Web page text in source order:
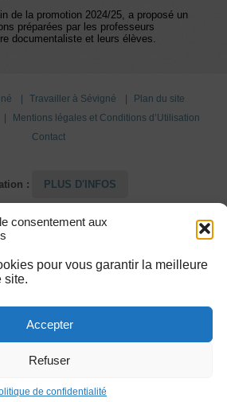
consentement aux
pour vous garantir la meilleure
site.
Accepter
Refuser
de confidentialité
de la promotion 2024/25, a proposé un
préparées par les professeurs
documentaliste et leurs élèves.
Travailler à Sévigné
Plan du site
Mentions légales et Conditions d’Utilisation
Contact
: PLUS D'INFOS
2015 © Collège Sévigné